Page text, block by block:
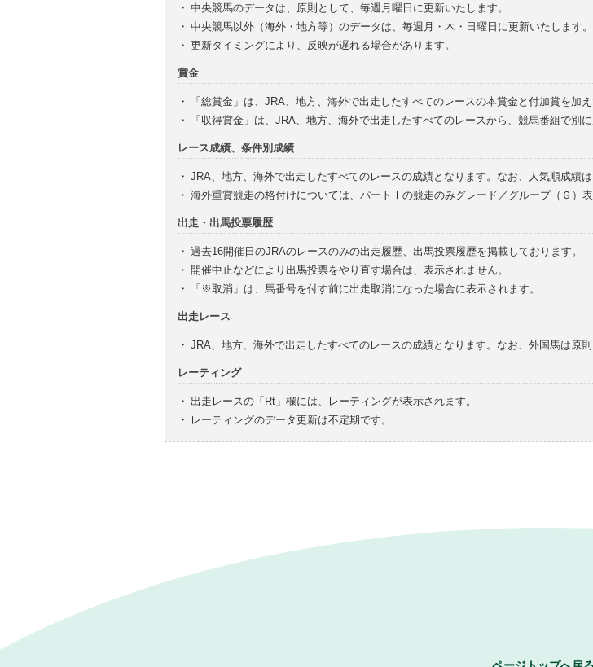
・ 中央競馬のデータは、原則として、毎週月曜日に更新いたします。
・ 中央競馬以外（海外・地方等）のデータは、毎週月・木・日曜日に更新いたします。
・ 更新タイミングにより、反映が遅れる場合があります。
賞金
・
「総賞金」は、JRA、地方、海外で出走したすべてのレースの本賞金と付加賞を加え
・
「収得賞金」は、JRA、地方、海外で出走したすべてのレースから、競馬番組で別
レース成績、条件別成績
・ JRA、地方、海外で出走したすべてのレースの成績となります。なお、人気順成績
・ 海外重賞競走の格付けについては、パートⅠの競走のみグレード／グループ（Ｇ）表
出走・出馬投票履歴
・ 過去16開催日のJRAのレースのみの出走履歴、出馬投票履歴を掲載しております。
・ 開催中止などにより出馬投票をやり直す場合は、表示されません。
・
「※取消」は、馬番号を付す前に出走取消になった場合に表示されます。
出走レース
・ JRA、地方、海外で出走したすべてのレースの成績となります。なお、外国馬は原
レーティング
・ 出走レースの「Rt」欄には、レーティングが表示されます。
・
レーティングのデータ更新は不定期です。